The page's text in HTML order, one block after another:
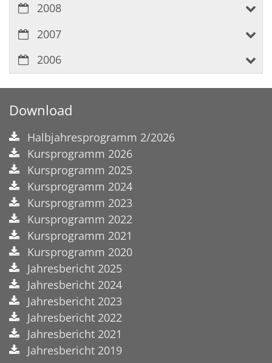
2008
2007
2006
Download
Halbjahresprogramm 2/2026
Kursprogramm 2026
Kursprogramm 2025
Kursprogramm 2024
Kursprogramm 2023
Kursprogramm 2022
Kursprogramm 2021
Kursprogramm 2020
Jahresbericht 2025
Jahresbericht 2024
Jahresbericht 2023
Jahresbericht 2022
Jahresbericht 2021
Jahresbericht 2019